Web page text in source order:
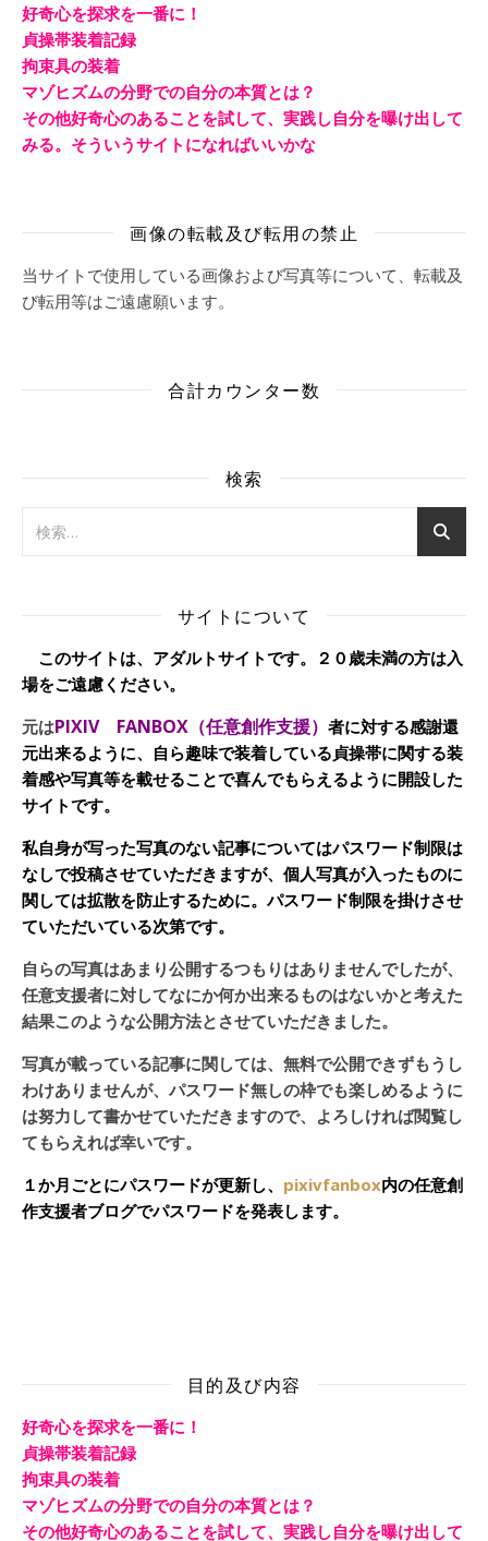
好奇心を探求を一番に！
貞操帯装着記録
拘束具の装着
マゾヒズムの分野での自分の本質とは？
その他好奇心のあることを試して、実践し自分を曝け出して
みる。そういうサイトになればいいかな
画像の転載及び転用の禁止
当サイトで使用している画像および写真等について、転載及
び転用等はご遠慮願います。
合計カウンター数
検索
サイトについて
このサイトは、アダルトサイトです。２０歳未満の方は入
場をご遠慮ください。
元はPIXIV FANBOX（任意創作支援） 者に対する感謝還
元出来るように、自ら趣味で装着している貞操帯に関する装
着感や写真等を載せることで喜んでもらえるように開設した
サイトです。
私自身が写った写真のない記事についてはパスワード制限は
なしで投稿させていただきますが、個人写真が入ったものに
関しては拡散を防止するために。パスワード制限を掛けさせ
ていただいている次第です。
自らの写真はあまり公開するつもりはありませんでしたが、
任意支援者に対してなにか何か出来るものはないかと考えた
結果このような公開方法とさせていただきました。
写真が載っている記事に関しては、無料で公開できずもうし
わけありませんが、パスワード無しの枠でも楽しめるように
は努力して書かせていただきますので、よろしければ閲覧し
てもらえれば幸いです。
１か月ごとにパスワードが更新し、 pixivfanbox内の任意創
作支援者ブログでパスワードを発表します。
目的及び内容
好奇心を探求を一番に！
貞操帯装着記録
拘束具の装着
マゾヒズムの分野での自分の本質とは？
その他好奇心のあることを試して、実践し自分を曝け出して